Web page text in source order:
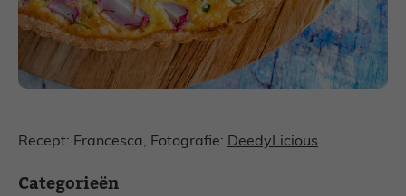
Recept: Francesca, Fotografie: DeedyLicious
Categorieën